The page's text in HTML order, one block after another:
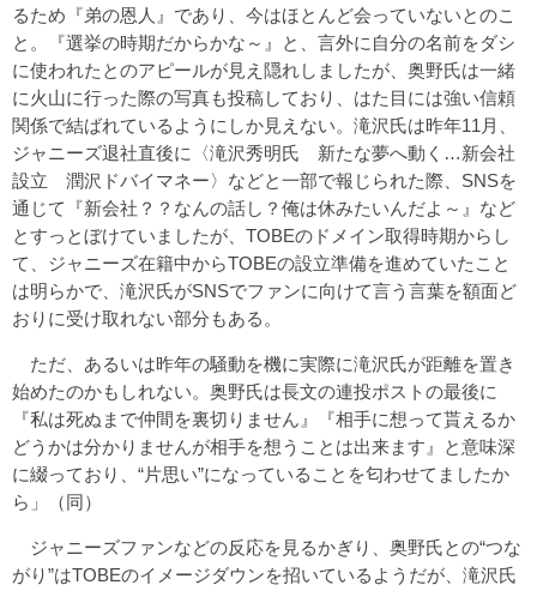
るため『弟の恩人』であり、今はほとんど会っていないとのこ
と。『選挙の時期だからかな～』と、言外に自分の名前をダシ
に使われたとのアピールが見え隠れしましたが、奥野氏は一緒
に火山に行った際の写真も投稿しており、はた目には強い信頼
関係で結ばれているようにしか見えない。滝沢氏は昨年11月、
ジャニーズ退社直後に〈滝沢秀明氏 新たな夢へ動く…新会社
設立 潤沢ドバイマネー〉などと一部で報じられた際、SNSを
通じて『新会社？？なんの話し？俺は休みたいんだよ～』など
とすっとぼけていましたが、TOBEのドメイン取得時期からし
て、ジャニーズ在籍中からTOBEの設立準備を進めていたこと
は明らかで、滝沢氏がSNSでファンに向けて言う言葉を額面ど
おりに受け取れない部分もある。
ただ、あるいは昨年の騒動を機に実際に滝沢氏が距離を置き
始めたのかもしれない。奥野氏は長文の連投ポストの最後に
『私は死ぬまで仲間を裏切りません』『相手に想って貰えるか
どうかは分かりませんが相手を想うことは出来ます』と意味深
に綴っており、“片思い”になっていることを匂わせてましたか
ら」（同）
ジャニーズファンなどの反応を見るかぎり、奥野氏との“つな
がり”はTOBEのイメージダウンを招いているようだが、滝沢氏